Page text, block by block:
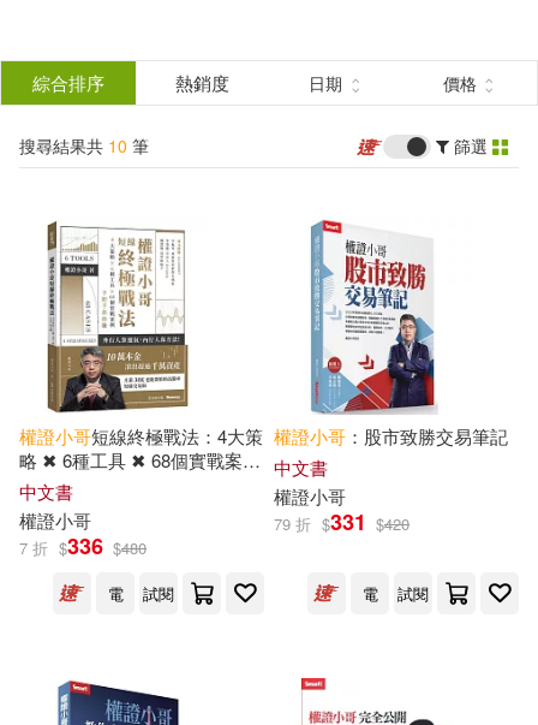
結
分類 (單選)
所有商品(10) 圖書(6)
雜誌(1) 電子書(3)
作者 (可複選)
權證小哥(9)
出版社 (可複選)
綜合排序 熱銷度 日期 價格
搜尋結果共 10 筆 篩選
權證小哥短線終極戰法：4大策
略 ✖ 6種工具 ✖ 68個實戰案
例，手把手教你賺
中文書
權證小哥
7 折 $336 $480
電
試閱
權證小哥 ：股市致勝交易筆記
中文書
權證小哥
79 折 $331 $420
電 試閱